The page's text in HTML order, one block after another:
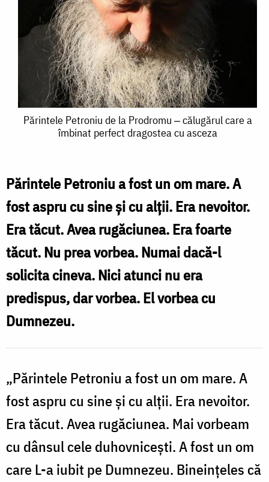
Părintele
Petroniu
la
Prodromu
‒
călugărul
care
îmbinat
perfect
dragostea
cu
asceza
Părintele Petroniu de la Prodromu ‒ călugărul care a
îmbinat perfect dragostea cu asceza
Părintele Petroniu a fost un om mare. A
fost aspru cu sine şi cu alţii. Era nevoitor.
Era tăcut. Avea rugăciunea. Era foarte
tăcut. Nu prea vorbea. Numai dacă-l
solicita cineva. Nici atunci nu era
predispus, dar vorbea. El vorbea cu
Dumnezeu.
„Părintele Petroniu a fost un om mare. A
fost aspru cu sine şi cu alţii. Era nevoitor.
Era tăcut. Avea rugăciunea. Mai vorbeam
cu dânsul cele duhovniceşti. A fost un om
care L-a iubit pe Dumnezeu. Bineinţeles că